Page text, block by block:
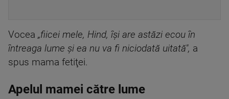
Vocea „fiicei mele, Hind, îşi are astăzi ecou în
întreaga lume şi ea nu va fi niciodată uitată", a
spus mama fetiţei.
Apelul mamei către lume